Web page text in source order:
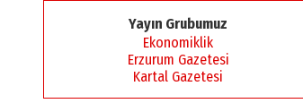
Yayın Grubumuz
Ekonomiklik
Erzurum Gazetesi
Kartal Gazetesi